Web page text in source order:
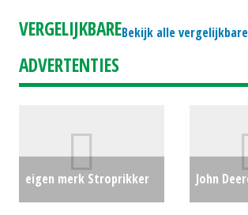
Bekijk alle
VERGELIJKBARE
ADVERTENTIES
eigen merk Stroprikker
John